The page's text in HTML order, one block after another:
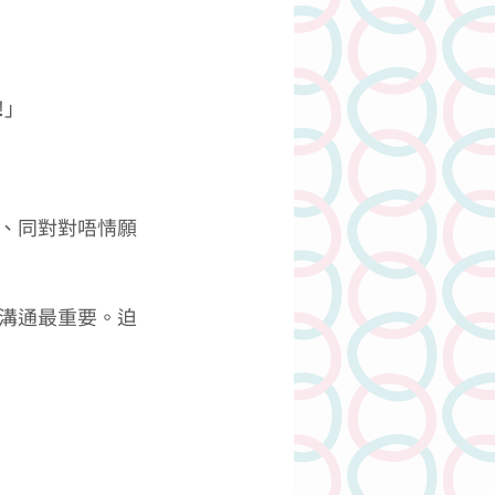
同對對唔情願
通最重要。迫